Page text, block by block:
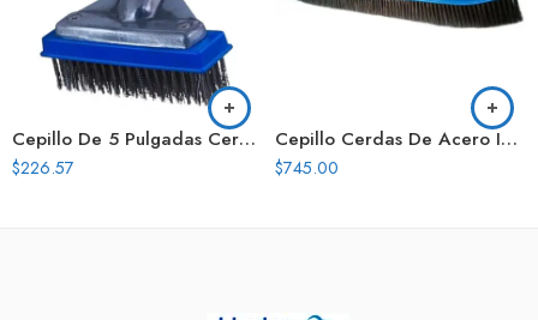
Cepillo De 5 Pulgadas Cerdas Acero Acero
$226.57
Cepillo Cerdas De Acero Inoxidable 18 Pentair
$745.00